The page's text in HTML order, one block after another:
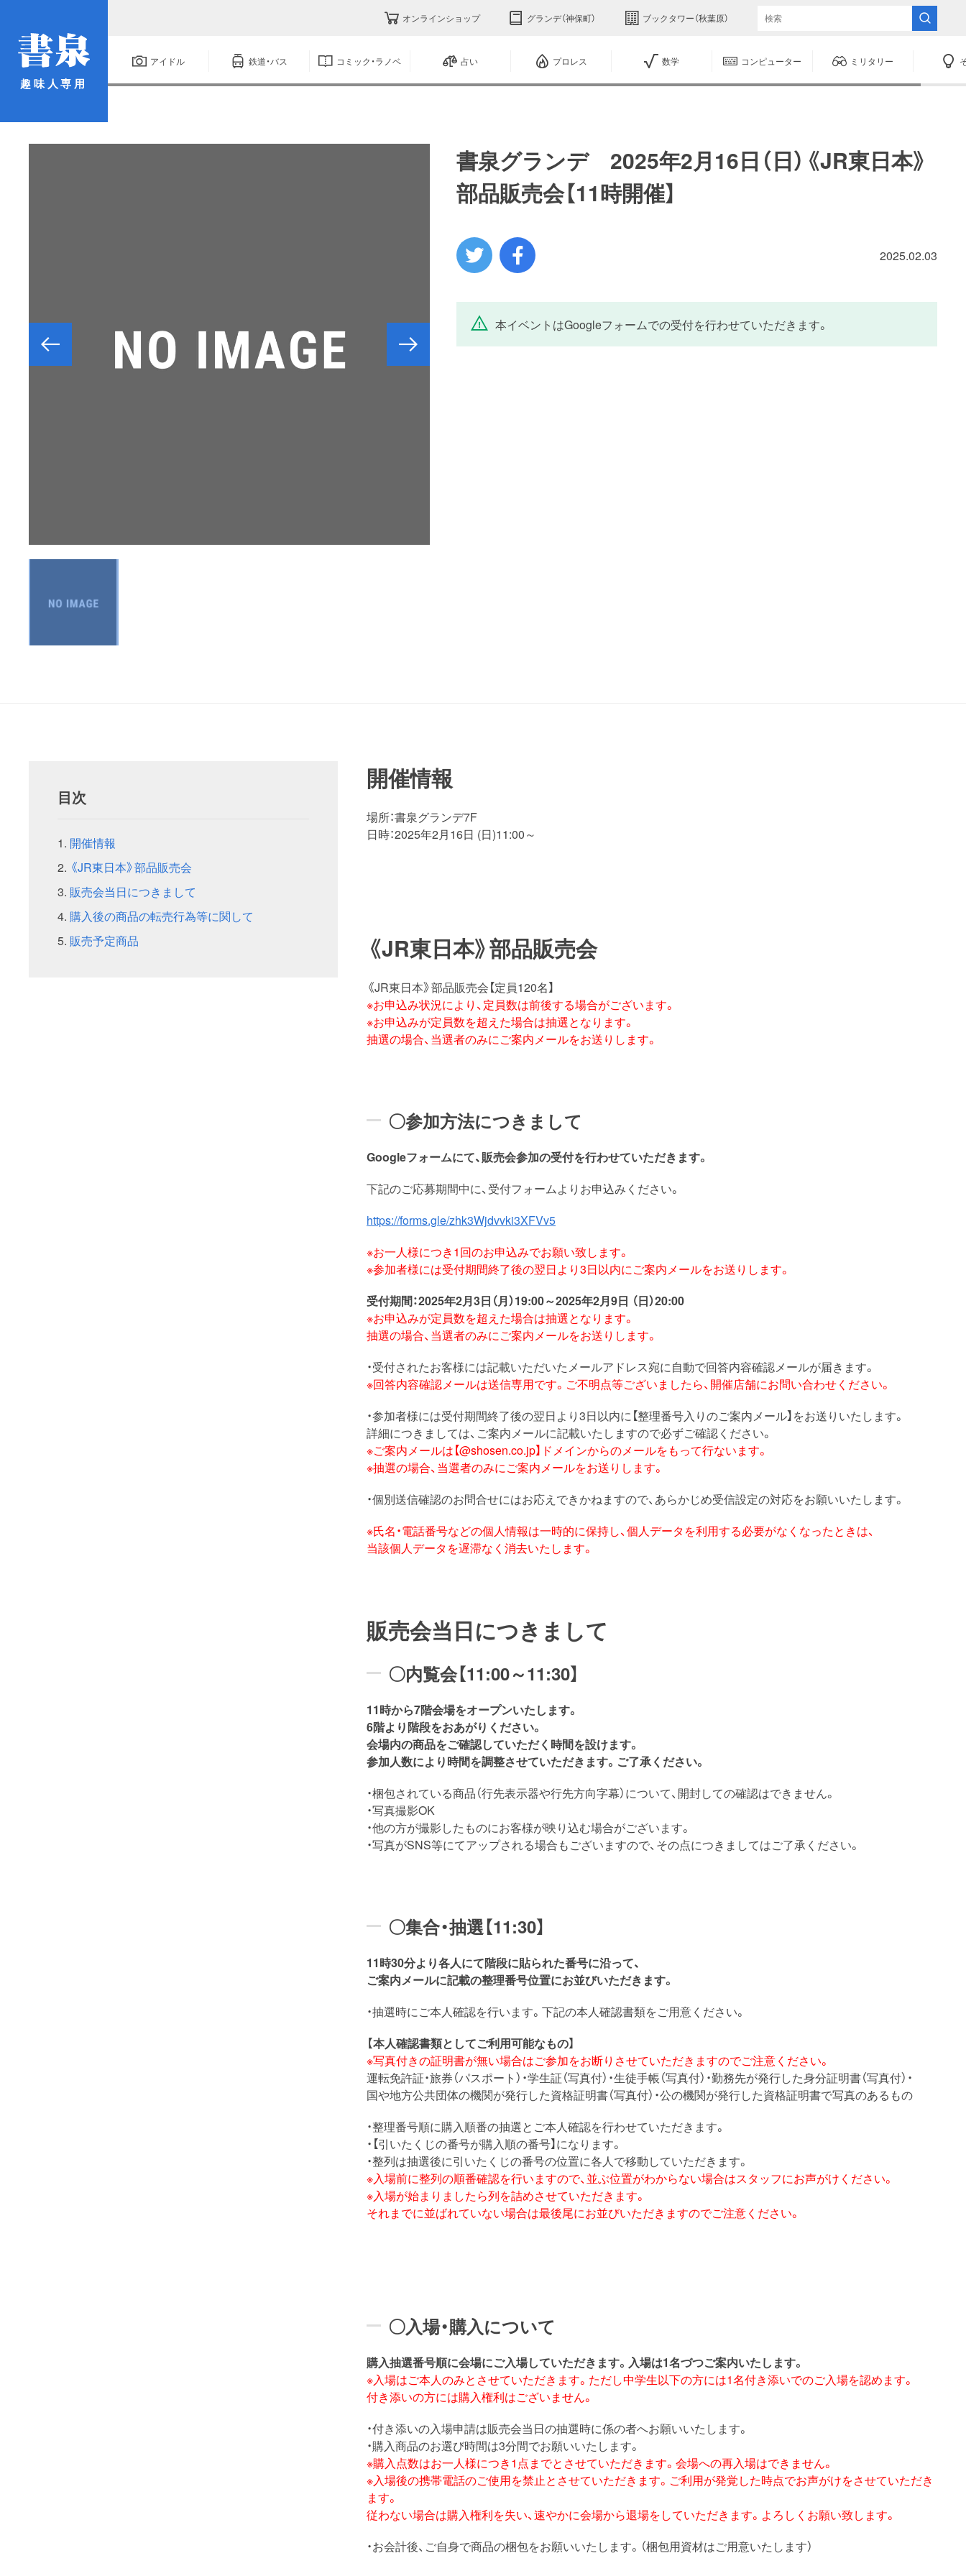
趣味人専用
オンラインショップ グランデ（神保町） ブックタワー（秋葉原）
アイドル 鉄道・バス コミック・ラノベ 占い プロレス 数学 コンピューター ミリタリー
書泉グランデ 2025年2月16日（日）《JR東日本》
部品販売会【11時開催】
2025.02.03
本イベントはGoogleフォームでの受付を行わせていただきます。
目次
開催情報
《JR東日本》部品販売会
販売会当日につきまして
購入後の商品の転売行為等に関して
販売予定商品
開催情報
場所：書泉グランデ7F
日時：2025年2月16日 (日)11:00～
《JR東日本》部品販売会
《JR東日本》部品販売会【定員120名】
※お申込み状況により、定員数は前後する場合がございます。
※お申込みが定員数を超えた場合は抽選となります。
抽選の場合、 当選者のみにご案内メールをお送りします。
〇参加方法につきまして
Googleフォームにて、販売会参加の受付を行わせていただきます。
下記のご応募期間中に、受付フォームよりお申込みください。
https://forms.gle/zhk3Wjdvvki3XFVv5
※お一人様につき1回のお申込みでお願い致します。
※参加者様には受付期間終了後の翌日より3日以内にご案内メールをお送りします。
受付期間：2025年2月3日（月）19:00～2025年2月9日 （日）20:00
※お申込みが定員数を超えた場合は抽選となります。
抽選の場合、 当選者のみにご案内メールをお送りします。
・受付されたお客様には記載いただいたメールアドレス宛に自動で回答内容確認メールが届きます。
※回答内容確認メールは送信専用です。ご不明点等ございましたら、開催店舗にお問い合わせください。
・参加者様には受付期間終了後の翌日より3日以内に【整理番号入りのご案内メール】をお送りいたします。
詳細につきましては、ご案内メールに記載いたしますので必ずご確認ください。
※ご案内メールは【@shosen.co.jp】ドメインからのメールをもって行ないます。
※抽選の場合、 当選者のみにご案内メールをお送りします。
・個別送信確認のお問合せにはお応えできかねますので、あらかじめ受信設定の対応をお願いいたします。
※氏名・電話番号などの個人情報は一時的に保持し、個人データを利用する必要がなくなったときは、
当該個人データを遅滞なく消去いたします。
販売会当日につきまして
〇内覧会【11:00～11:30】
11時から7階会場をオープンいたします。
6階より階段をおあがりください。
会場内の商品をご確認していただく時間を設けます。
参加人数により時間を調整させていただきます。ご了承ください。
・梱包されている商品（行先表示器や行先方向字幕）について、開封しての確認はできません。
・写真撮影OK
・他の方が撮影したものにお客様が映り込む場合がございます。
・写真がSNS等にてアップされる場合もございますので、その点につきましてはご了承ください。
〇集合・抽選【11:30】
11時30分より各人にて階段に貼られた番号に沿って、
ご案内メールに記載の整理番号位置にお並びいただきます。
・抽選時にご本人確認を行います。下記の本人確認書類をご用意ください。
【本人確認書類としてご利用可能なもの】
※写真付きの証明書が無い場合はご参加をお断りさせていただきますのでご注意ください。
運転免許証・旅券（パスポート）・学生証（写真付）・生徒手帳（写真付）・勤務先が発行した身分証明書（写真付）・
国や地方公共団体の機関が発行した資格証明書（写真付）・公の機関が発行した資格証明書で写真のあるもの
・整理番号順に購入順番の抽選とご本人確認を行わせていただきます。
・【引いたくじの番号が購入順の番号】になります。
・整列は抽選後に引いたくじの番号の位置に各人で移動していただきます。
※入場前に整列の順番確認を行いますので、並ぶ位置がわからない場合はスタッフにお声がけください。
※入場が始まりましたら列を詰めさせていただきます。
それまでに並ばれていない場合は最後尾にお並びいただきますのでご注意ください。
〇入場・購入について
購入抽選番号順に会場にご入場していただきます。入場は1名づつご案内いたします。
※入場はご本人のみとさせていただきます。ただし中学生以下の方には1名付き添いでのご入場を認めます。
付き添いの方には購入権利はございません。
・付き添いの入場申請は販売会当日の抽選時に係の者へお願いいたします。
・購入商品のお選び時間は3分間でお願いいたします。
※購入点数はお一人様につき1点までとさせていただきます。会場への再入場はできません。
※入場後の携帯電話のご使用を禁止とさせていただきます。ご利用が発覚した時点でお声がけをさせていただき
ます。
従わない場合は購入権利を失い、速やかに会場から退場をしていただきます。よろしくお願い致します。
・お会計後、ご自身で商品の梱包をお願いいたします。（梱包用資材はご用意いたします）